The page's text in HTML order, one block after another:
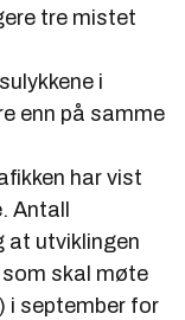
tre mistet
i
enn på samme
har vist
Antall
at utviklingen
som skal møte
i september for